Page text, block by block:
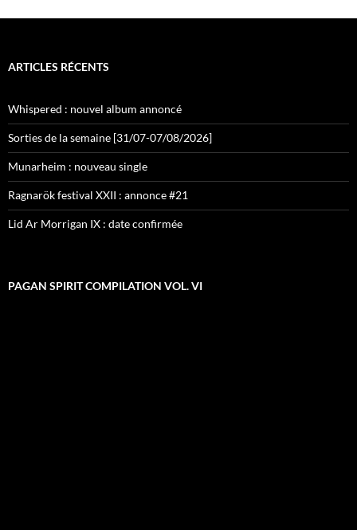
ARTICLES RÉCENTS
Whispered : nouvel album annoncé
Sorties de la semaine [31/07-07/08/2026]
Munarheim : nouveau single
Ragnarök festival XXII : annonce #21
Lid Ar Morrigan IX : date confirmée
PAGAN SPIRIT COMPILATION VOL. VI